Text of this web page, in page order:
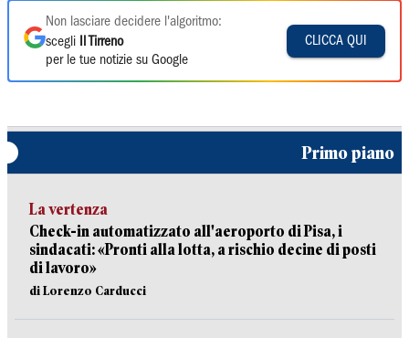
Non lasciare decidere l'algoritmo:
scegli
Il Tirreno
per le tue notizie su Google
CLICCA QUI
Primo piano
La vertenza
Check-in automatizzato all'aeroporto di Pisa, i
sindacati: «Pronti alla lotta, a rischio decine di posti
di lavoro»
di Lorenzo Carducci